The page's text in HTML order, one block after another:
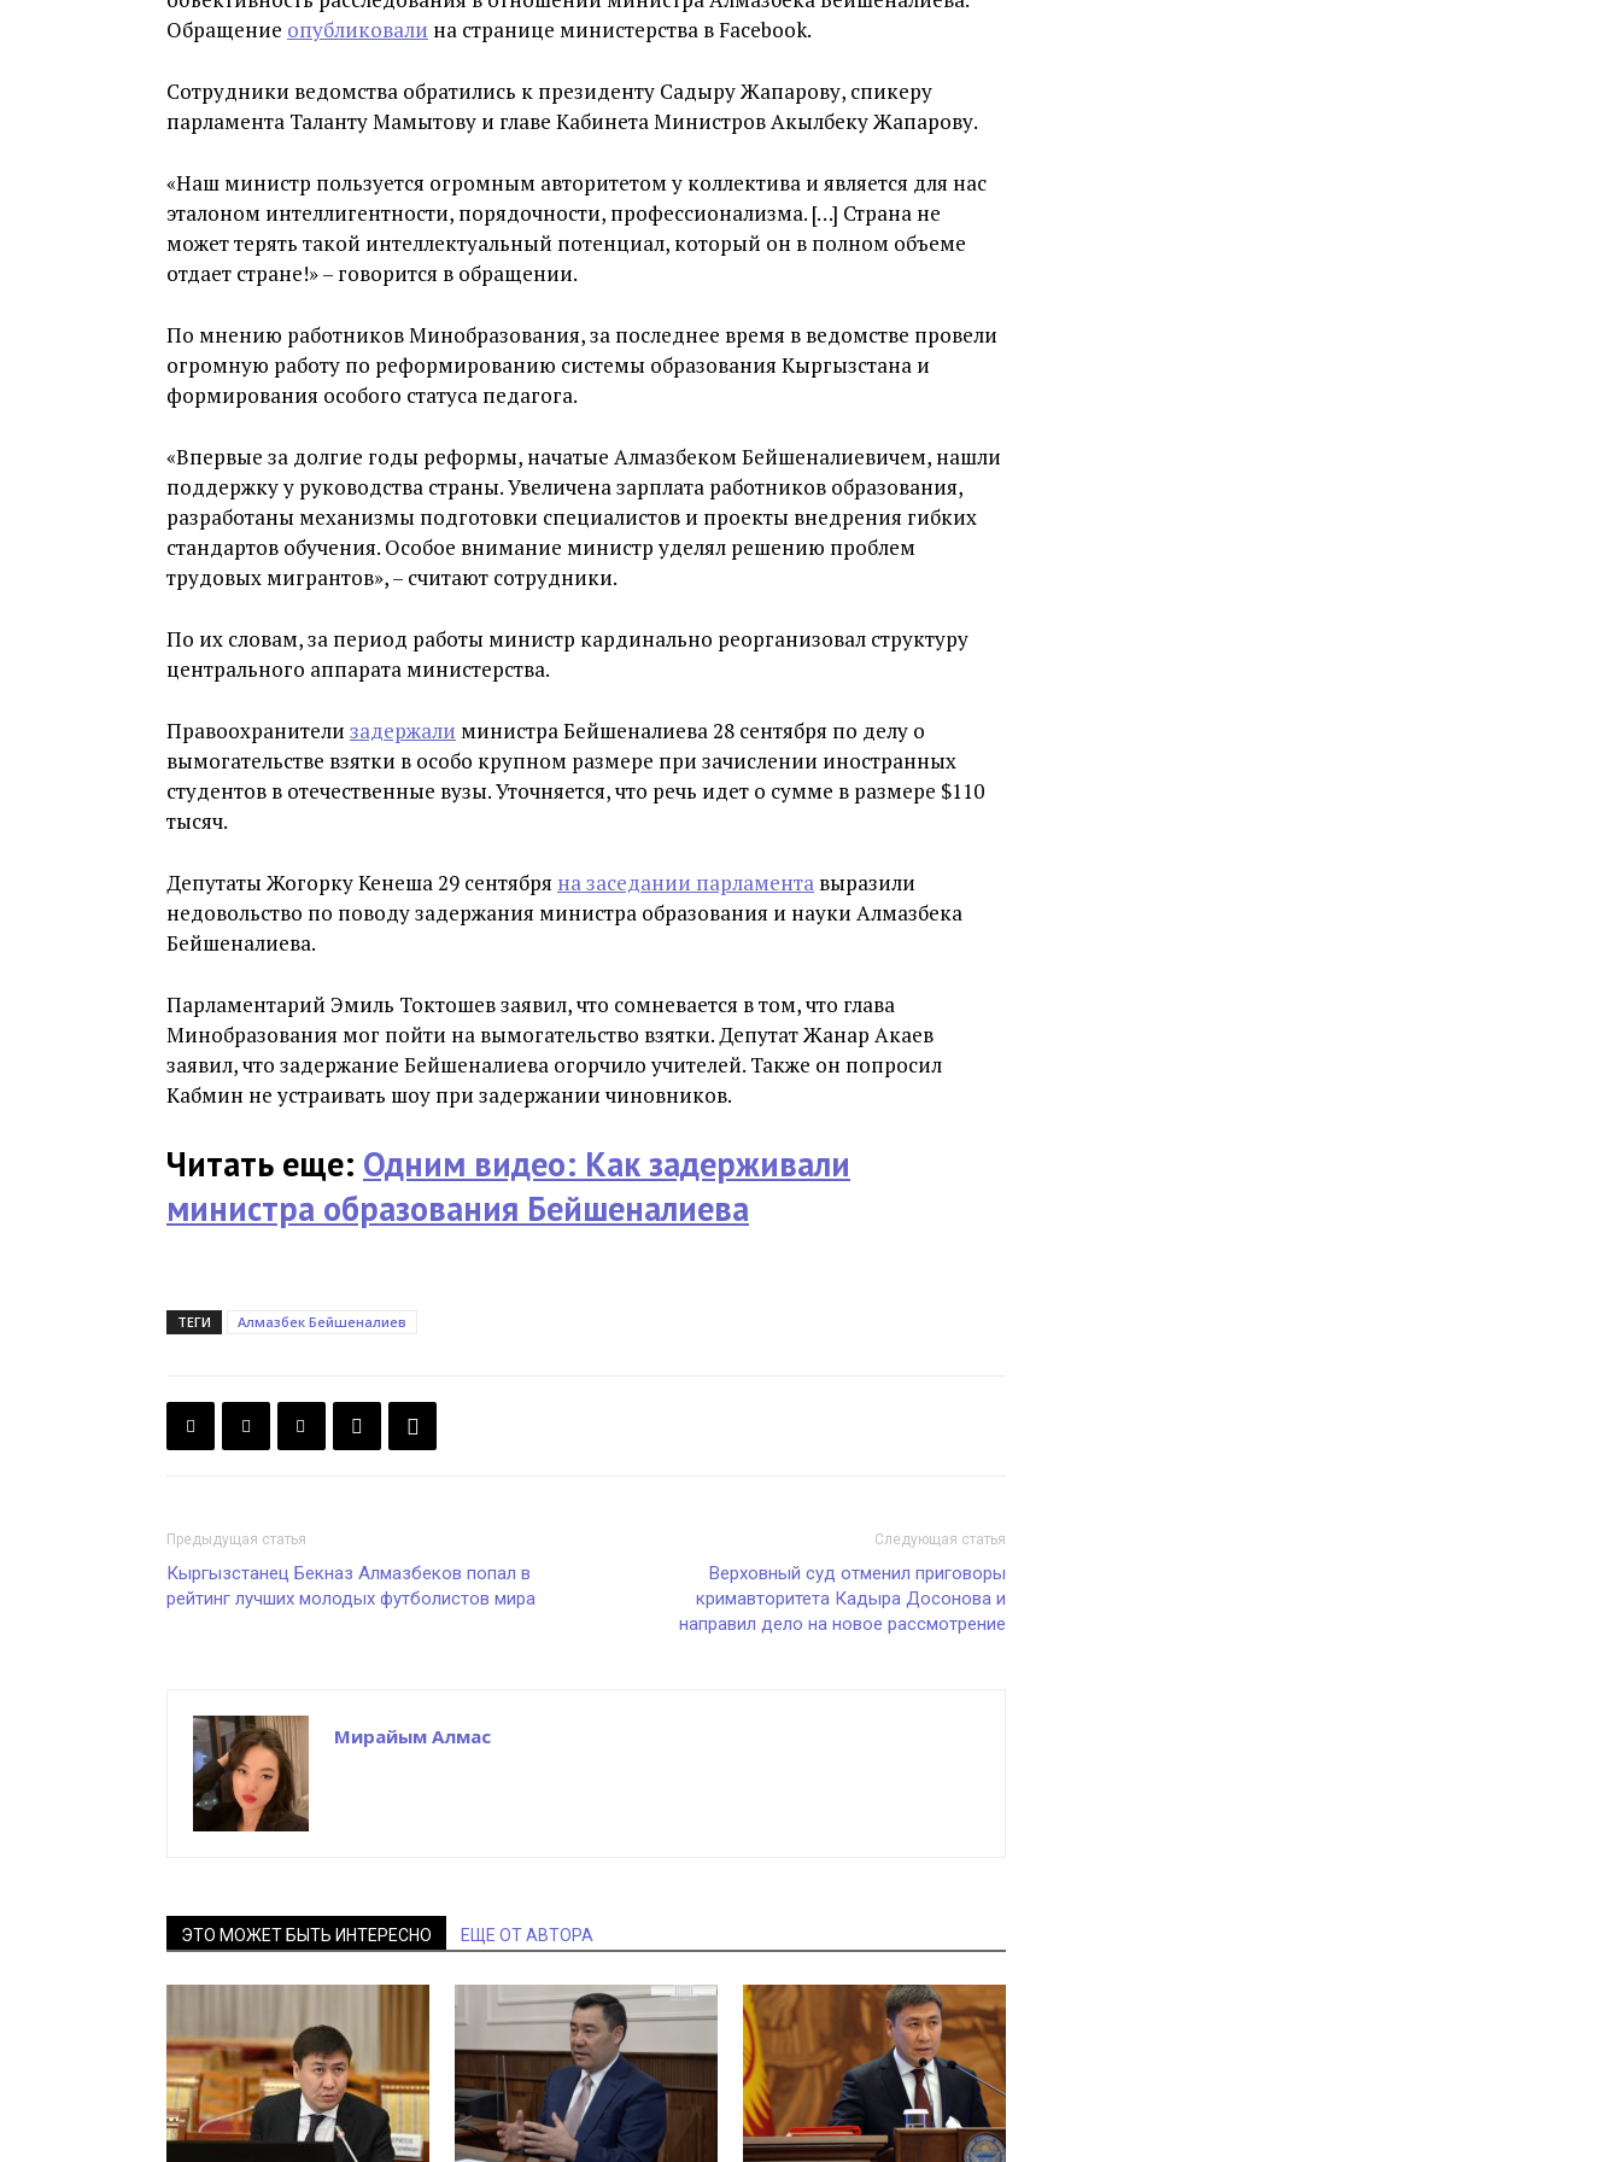
Обращение опубликовали на странице министерства в Facebook.
Сотрудники ведомства обратились к президенту Садыру Жапарову, спикеру
парламента Таланту Мамытову и главе Кабинета Министров Акылбеку Жапарову.
«Наш министр пользуется огромным авторитетом у коллектива и является для нас
эталоном интеллигентности, порядочности, профессионализма. […] Страна не
может терять такой интеллектуальный потенциал, который он в полном объеме
отдает стране!» – говорится в обращении.
По мнению работников Минобразования, за последнее время в ведомстве провели
огромную работу по реформированию системы образования Кыргызстана и
формирования особого статуса педагога.
«Впервые за долгие годы реформы, начатые Алмазбеком Бейшеналиевичем, нашли
поддержку у руководства страны. Увеличена зарплата работников образования,
разработаны механизмы подготовки специалистов и проекты внедрения гибких
стандартов обучения. Особое внимание министр уделял решению проблем
трудовых мигрантов», – считают сотрудники.
По их словам, за период работы министр кардинально реорганизовал структуру
центрального аппарата министерства.
Правоохранители задержали министра Бейшеналиева 28 сентября по делу о
вымогательстве взятки в особо крупном размере при зачислении иностранных
студентов в отечественные вузы. Уточняется, что речь идет о сумме в размере $110
тысяч.
Депутаты Жогорку Кенеша 29 сентября на заседании парламента выразили
недовольство по поводу задержания министра образования и науки Алмазбека
Бейшеналиева.
Парламентарий Эмиль Токтошев заявил, что сомневается в том, что глава
Минобразования мог пойти на вымогательство взятки. Депутат Жанар Акаев
заявил, что задержание Бейшеналиева огорчило учителей. Также он попросил
Кабмин не устраивать шоу при задержании чиновников.
Читать еще: Одним видео: Как задерживали
министра образования Бейшеналиева
ТЕГИ Алмазбек Бейшеналиев
Предыдущая статья
Кыргызстанец Бекназ Алмазбеков попал в
рейтинг лучших молодых футболистов мира
Следующая статья
Верховный суд отменил приговоры
кримавторитета Кадыра Досонова и
направил дело на новое рассмотрение
Мирайым Алмас
ЭТО МОЖЕТ БЫТЬ ИНТЕРЕСНО ЕЩЕ ОТ АВТОРА